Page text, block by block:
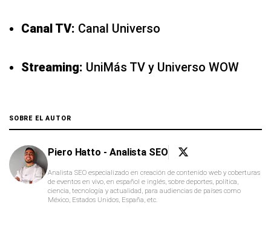
Canal TV: Canal Universo
Streaming: UniMás TV y Universo WOW
SOBRE EL AUTOR
Piero Hatto - Analista SEO
Analista SEO especializado en creación de contenido web y coberturas
de eventos en vivo, en español e inglés, sobre deportes, política,
ciencia, tecnología y actualidad, para audiencias de países como
México, Estados Unidos, España, etc.